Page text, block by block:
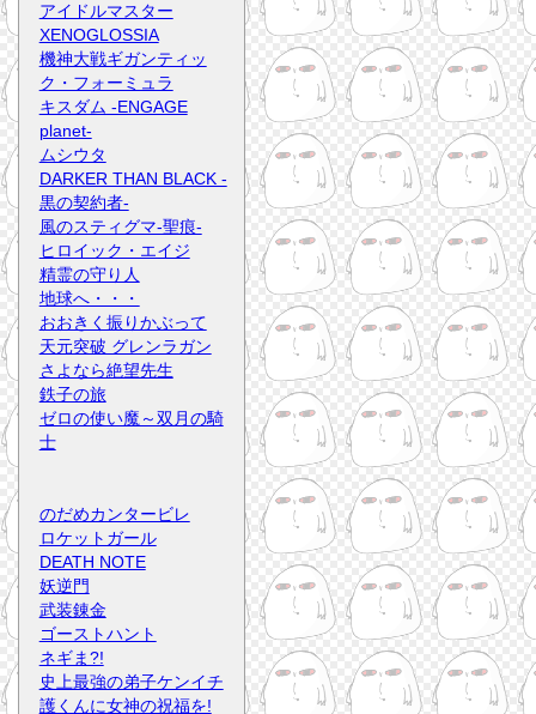
アイドルマスター
XENOGLOSSIA
機神大戦ギガンティッ
ク・フォーミュラ
キスダム -ENGAGE
planet-
ムシウタ
DARKER THAN BLACK -
黒の契約者-
風のスティグマ-聖痕-
ヒロイック・エイジ
精霊の守り人
地球へ・・・
おおきく振りかぶって
天元突破 グレンラガン
さよなら絶望先生
鉄子の旅
ゼロの使い魔～双月の騎
士
のだめカンタービレ
ロケットガール
DEATH NOTE
妖逆門
武装錬金
ゴーストハント
ネギま?!
史上最強の弟子ケンイチ
護くんに女神の祝福を!